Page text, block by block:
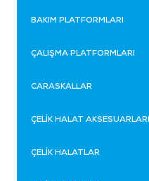
BAKIM PLATFORMLARI
ÇALIŞMA PLATFORMLARI
CARASKALLAR
ÇELİK HALAT AKSESUARLARI
ÇELİK HALATLAR